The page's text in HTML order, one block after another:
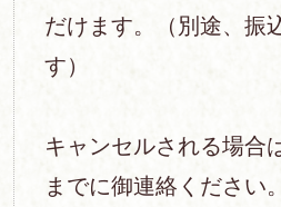
だけます。（別途、振
す）
キャンセルされる場合
までに御連絡ください